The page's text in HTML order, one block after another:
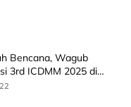
Bencana, Wagub
3rd ICDMM 2025 di